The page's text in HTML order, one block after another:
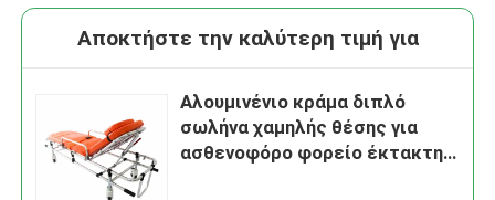
Αποκτήστε την καλύτερη τιμή για
Αλουμινένιο κράμα διπλό
σωλήνα χαμηλής θέσης για
ασθενοφόρο φορείο έκτακτης